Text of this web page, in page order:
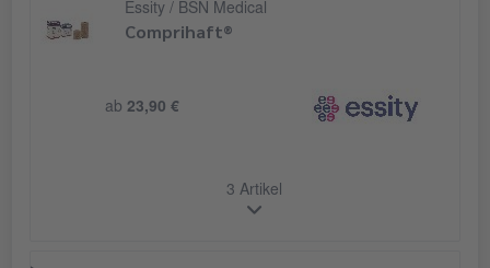
Essity / BSN Medical
Comprihaft®
ab 23,90 €
3 Artikel